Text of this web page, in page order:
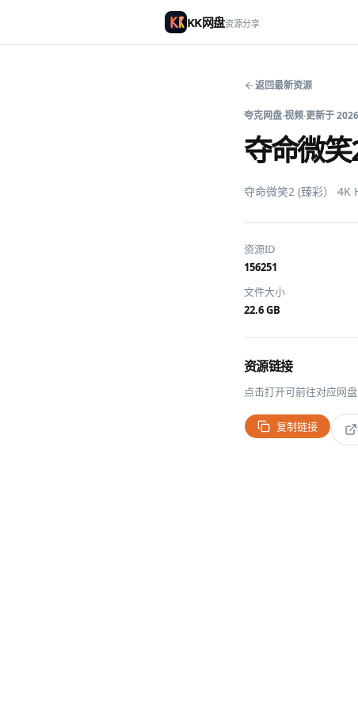
KK网盘资源分享
返回最新资源
夸克网盘·视频·更新于
夺命微笑
夺命微笑2 (臻彩） 4K
资源ID
156251
文件大小
22.6 GB
资源链接
点击打开可前往对应网
复制链接